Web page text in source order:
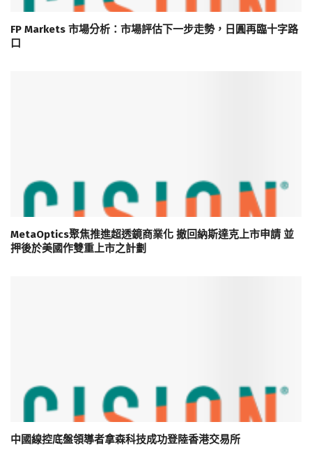
FP Markets 市場分析：市場評估下一步走勢，日圓再臨十字路
口
MetaOptics聚焦推進超透鏡商業化 撤回納斯達克上市申請 並
押後於美國作雙重上市之計劃
中國線控底盤領導者拿森科技成功登陸香港交易所